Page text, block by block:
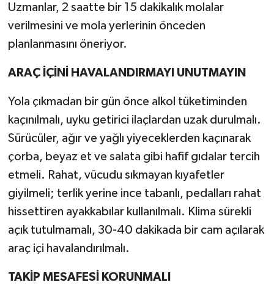
Uzmanlar, 2 saatte bir 15 dakikalık molalar
verilmesini ve mola yerlerinin önceden
planlanmasını öneriyor.
ARAÇ İÇİNİ HAVALANDIRMAYI UNUTMAYIN
Yola çıkmadan bir gün önce alkol tüketiminden
kaçınılmalı, uyku getirici ilaçlardan uzak durulmalı.
Sürücüler, ağır ve yağlı yiyeceklerden kaçınarak
çorba, beyaz et ve salata gibi hafif gıdalar tercih
etmeli. Rahat, vücudu sıkmayan kıyafetler
giyilmeli; terlik yerine ince tabanlı, pedalları rahat
hissettiren ayakkabılar kullanılmalı. Klima sürekli
açık tutulmamalı, 30-40 dakikada bir cam açılarak
araç içi havalandırılmalı.
TAKİP MESAFESİ KORUNMALI